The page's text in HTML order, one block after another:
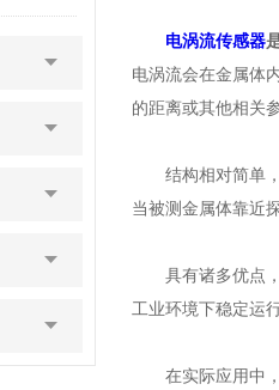
电涡流传感器
电涡流会在金属体
的距离或其他相关
结构相对简单，
当被测金属体靠近
具有诸多优点，
工业环境下稳定运
在实际应用中，